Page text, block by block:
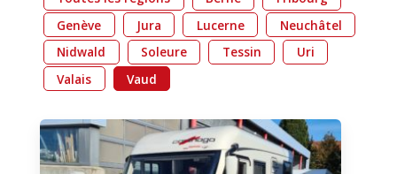
Genève
Jura Lucerne
Neuchâtel
Nidwald
Soleure Tessin
Uri
Valais
Vaud